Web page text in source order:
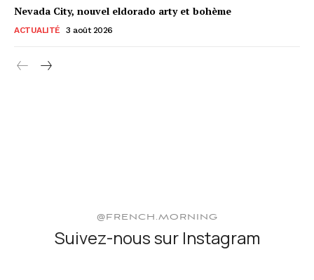
Nevada City, nouvel eldorado arty et bohème
ACTUALITÉ 3 août 2026
@FRENCH.MORNING
Suivez-nous sur Instagram